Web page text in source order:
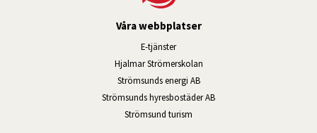
Våra webbplatser
E-tjänsterLänk till annan webbplats, öppnas i
Hjalmar StrömerskolanLänk till annan webbplats,
Strömsunds energi ABLänk till annan webbplats,
Strömsunds hyresbostäder ABLänk till annan
Strömsund turism